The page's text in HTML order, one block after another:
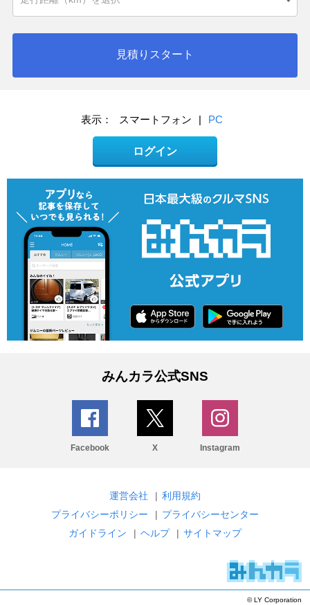
見積りスタート
表示： スマートフォン | PC
ログイン
みんカラ公式SNS
Facebook X Instagram
運営会社 | 利用規約
プライバシーポリシー
| プライバシーセンター
ガイドライン
| ヘルプ | サイトマップ
© LY Corporation